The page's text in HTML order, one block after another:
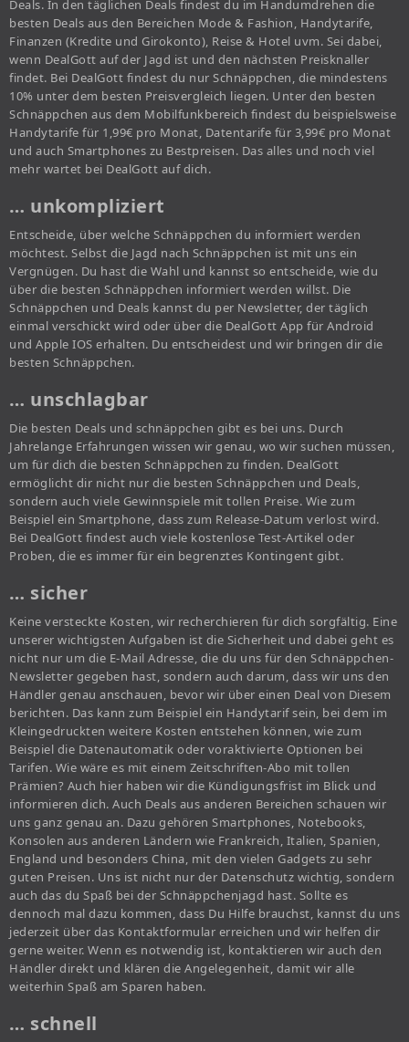
Deals. In den täglichen Deals findest du im Handumdrehen die
besten Deals aus den Bereichen Mode & Fashion, Handytarife,
Finanzen (Kredite und Girokonto), Reise & Hotel uvm. Sei dabei,
wenn DealGott auf der Jagd ist und den nächsten Preisknaller
findet. Bei DealGott findest du nur Schnäppchen, die mindestens
10% unter dem besten Preisvergleich liegen. Unter den besten
Schnäppchen aus dem Mobilfunkbereich findest du beispielsweise
Handytarife für 1,99€ pro Monat, Datentarife für 3,99€ pro Monat
und auch Smartphones zu Bestpreisen. Das alles und noch viel
mehr wartet bei DealGott auf dich.
… unkompliziert
Entscheide, über welche Schnäppchen du informiert werden
möchtest. Selbst die Jagd nach Schnäppchen ist mit uns ein
Vergnügen. Du hast die Wahl und kannst so entscheide, wie du
über die besten Schnäppchen informiert werden willst. Die
Schnäppchen und Deals kannst du per Newsletter, der täglich
einmal verschickt wird oder über die DealGott App für Android
und Apple IOS erhalten. Du entscheidest und wir bringen dir die
besten Schnäppchen.
… unschlagbar
Die besten Deals und schnäppchen gibt es bei uns. Durch
Jahrelange Erfahrungen wissen wir genau, wo wir suchen müssen,
um für dich die besten Schnäppchen zu finden. DealGott
ermöglicht dir nicht nur die besten Schnäppchen und Deals,
sondern auch viele Gewinnspiele mit tollen Preise. Wie zum
Beispiel ein Smartphone, dass zum Release-Datum verlost wird.
Bei DealGott findest auch viele kostenlose Test-Artikel oder
Proben, die es immer für ein begrenztes Kontingent gibt.
… sicher
Keine versteckte Kosten, wir recherchieren für dich sorgfältig. Eine
unserer wichtigsten Aufgaben ist die Sicherheit und dabei geht es
nicht nur um die E-Mail Adresse, die du uns für den Schnäppchen-
Newsletter gegeben hast, sondern auch darum, dass wir uns den
Händler genau anschauen, bevor wir über einen Deal von Diesem
berichten. Das kann zum Beispiel ein Handytarif sein, bei dem im
Kleingedruckten weitere Kosten entstehen können, wie zum
Beispiel die Datenautomatik oder voraktivierte Optionen bei
Tarifen. Wie wäre es mit einem Zeitschriften-Abo mit tollen
Prämien? Auch hier haben wir die Kündigungsfrist im Blick und
informieren dich. Auch Deals aus anderen Bereichen schauen wir
uns ganz genau an. Dazu gehören Smartphones, Notebooks,
Konsolen aus anderen Ländern wie Frankreich, Italien, Spanien,
England und besonders China, mit den vielen Gadgets zu sehr
guten Preisen. Uns ist nicht nur der Datenschutz wichtig, sondern
auch das du Spaß bei der Schnäppchenjagd hast. Sollte es
dennoch mal dazu kommen, dass Du Hilfe brauchst, kannst du uns
jederzeit über das Kontaktformular erreichen und wir helfen dir
gerne weiter. Wenn es notwendig ist, kontaktieren wir auch den
Händler direkt und klären die Angelegenheit, damit wir alle
weiterhin Spaß am Sparen haben.
… schnell